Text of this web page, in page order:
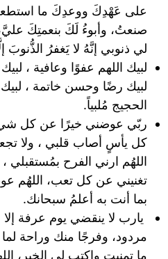
على عَهْدِكَ ووعدِكَ ما
صنعتُ، وأبوءُ لَكَ بنعمتِكَ
لي ذنوبي إنَّهُ لا يَغفرُ الذُّنوبَ
لبيك اللهم عفوًا وعافية ،
لبيك رضًا وحسن خاتمة ،
الحجيج مُلبياً.
ربّي عوضني خيرًا عن كل
كل يأسٍ أصاب قلبي ، ولا
اللهُم ارني الفرح بمُستقبلي
تغنيني عن كل تعب، اللهُم
بما أنت به أعلمُ سبحانك.
يارب لا ينقضي يوم عرفة
مردود، وفرجًا منك وراحة
ما تمنيت واكتب لي الخير،